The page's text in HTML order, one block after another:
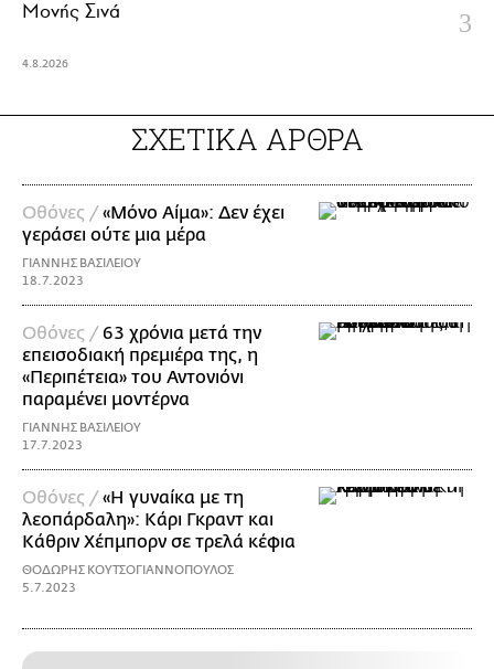
Μονής Σινά
4.8.2026
ΣΧΕΤΙΚΑ ΑΡΘΡΑ
Οθόνες /«Μόνο Αίμα»: Δεν έχει
γεράσει ούτε μια μέρα
ΓΙΑΝΝΗΣ ΒΑΣΙΛΕΙΟΥ
18.7.2023
Οθόνες / 63 χρόνια μετά την
επεισοδιακή πρεμιέρα της, η
«Περιπέτεια» του Αντονιόνι
παραμένει μοντέρνα
ΓΙΑΝΝΗΣ ΒΑΣΙΛΕΙΟΥ
17.7.2023
Οθόνες /«Η γυναίκα με τη
λεοπάρδαλη»: Κάρι Γκραντ και
Κάθριν Χέπμπορν σε τρελά κέφια
ΘΟΔΩΡΗΣ ΚΟΥΤΣΟΓΙΑΝΝΟΠΟΥΛΟΣ
5.7.2023